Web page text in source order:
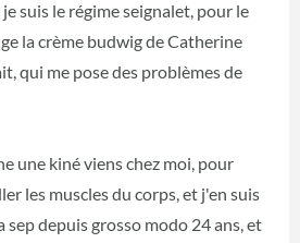
suis le régime seignalet, pour le
la crème budwig de Catherine
qui me pose des problèmes de
une kiné viens chez moi, pour
les muscles du corps, et j'en suis
sep depuis grosso modo 24 ans, et